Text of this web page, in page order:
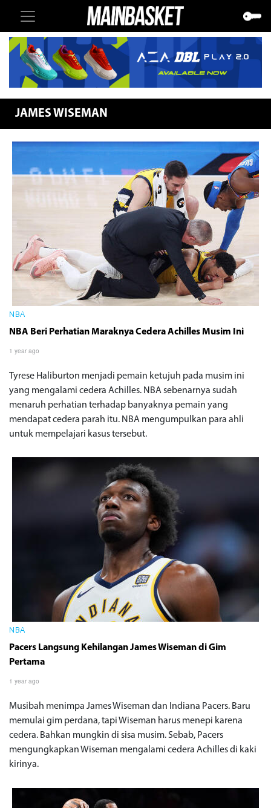
JAMES WISEMAN
NBA
NBA Beri Perhatian Maraknya Cedera Achilles Musim Ini
1 year ago
Tyrese Haliburton menjadi pemain ketujuh pada musim ini
yang mengalami cedera Achilles. NBA sebenarnya sudah
menaruh perhatian terhadap banyaknya pemain yang
mendapat cedera parah itu. NBA mengumpulkan para ahli
untuk mempelajari kasus tersebut.
NBA
Pacers Langsung Kehilangan James Wiseman di Gim
Pertama
1 year ago
Musibah menimpa James Wiseman dan Indiana Pacers. Baru
memulai gim perdana, tapi Wiseman harus menepi karena
cedera. Bahkan mungkin di sisa musim. Sebab, Pacers
mengungkapkan Wiseman mengalami cedera Achilles di kaki
kirinya.